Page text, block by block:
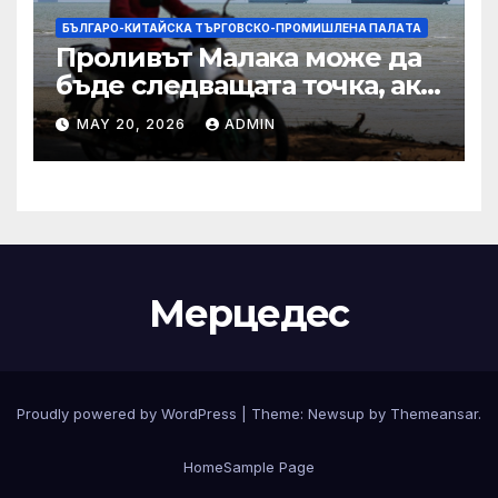
БЪЛГАРО-КИТАЙСКА ТЪРГОВСКО-ПРОМИШЛЕНА ПАЛAТА
Проливът Малака може да
бъде следващата точка, ако
Азия не внимава
MAY 20, 2026 ADMIN
Мерцедес
Proudly powered by WordPress Theme: Newsup by Themeansar.
HomeSample Page